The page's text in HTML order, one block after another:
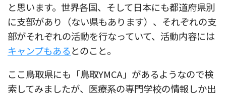
と思います。世界各国、そして日本にも都道府県別
に支部があり（ない県もあります）、それぞれの支
部がそれぞれの活動を行なっていて、活動内容には
キャンプもあるとのこと。
ここ鳥取県にも「鳥取YMCA」があるようなので検
索してみましたが、医療系の専門学校の情報しか出